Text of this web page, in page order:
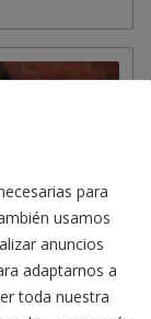
para
olvidar en
para
usamos
anuncios
adaptarnos a
toda nuestra